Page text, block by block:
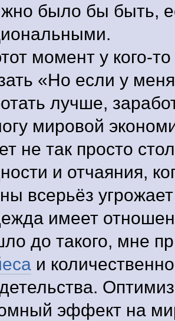
было бы быть,
момент у кого-
«Но если у
лучше,
мировой
не так просто
и отчаяния,
всерьёз
имеет
до такого, мне
и
эффект на